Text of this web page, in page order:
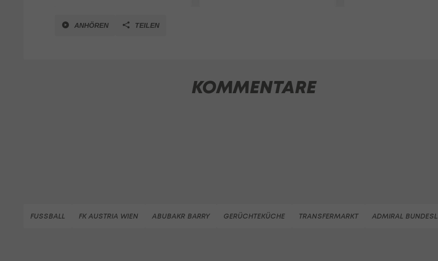
ANHÖREN TEILEN
KOMMENTARE
FUSSBALL FK AUSTRIA WIEN ABUBAKR BARRY GERÜCHTEKÜCHE TRANSFERMARKT ADMIRAL